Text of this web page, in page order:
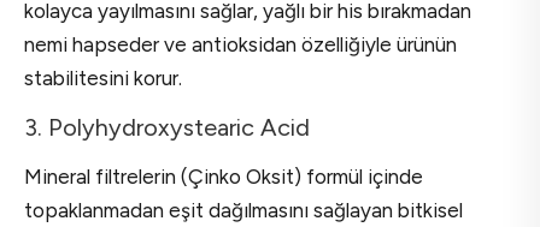
kolayca yayılmasını sağlar, yağlı bir his bırakmadan
nemi hapseder ve antioksidan özelliğiyle ürünün
stabilitesini korur.
3. Polyhydroxystearic Acid
Mineral filtrelerin (Çinko Oksit) formül içinde
topaklanmadan eşit dağılmasını sağlayan bitkisel